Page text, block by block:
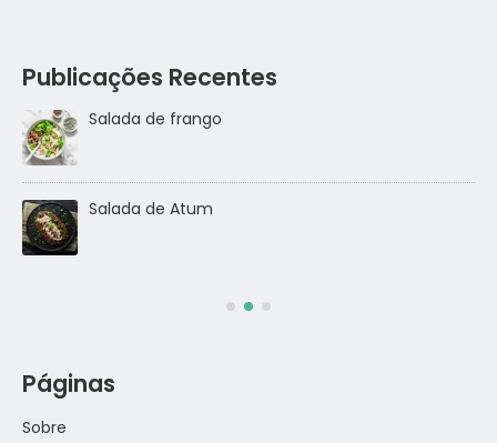
Publicações Recentes
Salada de frango
Salada de Atum
Páginas
Sobre